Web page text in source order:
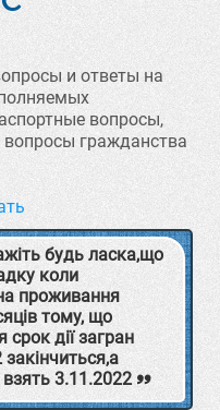
и ответы на
вопросы,
вопросы гражданства
будь ласка,що
коли
проживання
тому, що
срок дії загран
взять 3.11.2022